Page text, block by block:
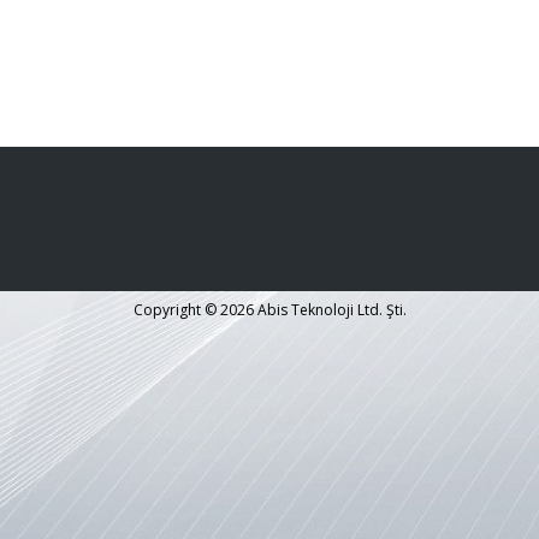
Copyright © 2026 Abis Teknoloji Ltd. Şti.